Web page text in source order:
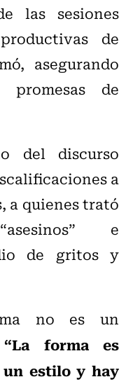
las sesiones
de
asegurando
promesas de
del discurso
a
a quienes trató
e
de gritos y
no es un
“La forma es
estilo y hay